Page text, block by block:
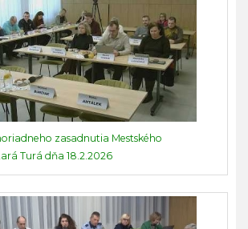
zasadnutia Mestského
Turá dňa 18.2.2026